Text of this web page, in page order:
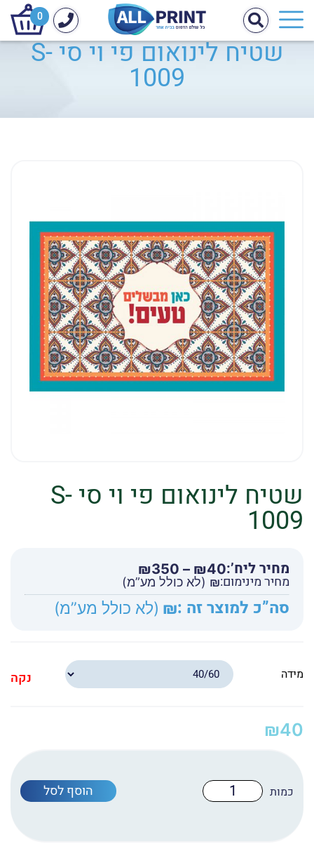
0
שטיח לינואום פי וי סי S-
1009
שטיח לינואום פי וי סי S-
1009
מחיר ליח’: ₪40
–
₪350
מחירים:
עד
מחיר מינימום:₪ (לא כולל מע”מ)
סה”כ למוצר זה :₪ (לא כולל מע”מ)
מידה נקה
₪40
כמות
של הוסף לסל